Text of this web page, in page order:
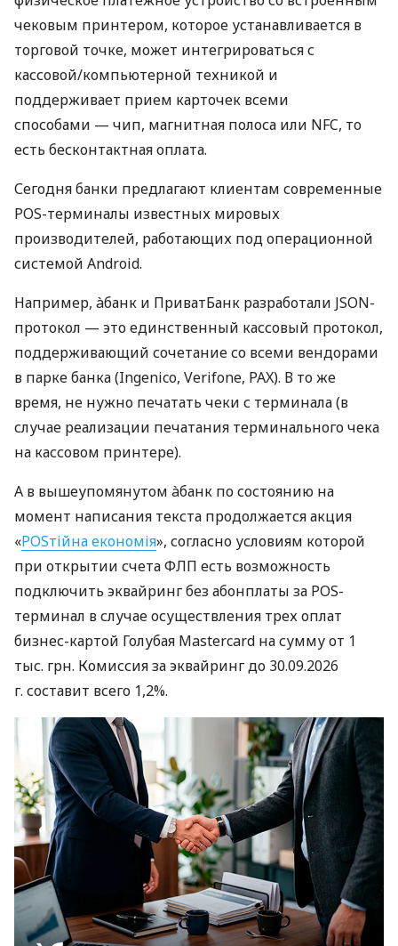
чековым принтером, которое устанавливается в
торговой точке, может интегрироваться с
кассовой/компьютерной техникой и
поддерживает прием карточек всеми
способами — чип, магнитная полоса или NFC, то
есть бесконтактная оплата.
Сегодня банки предлагают клиентам современные
POS-терминалы известных мировых
производителей, работающих под операционной
системой Android.
Например, àбанк и ПриватБанк разработали JSON-
протокол — это единственный кассовый протокол,
поддерживающий сочетание со всеми вендорами
в парке банка (Ingenico, Verifone, PAX). В то же
время, не нужно печатать чеки с терминала (в
случае реализации печатания терминального чека
на кассовом принтере).
А в вышеупомянутом àбанк по состоянию на
момент написания текста продолжается акция
«POSтійна економія», согласно условиям которой
при открытии счета ФЛП есть возможность
подключить эквайринг без абонплаты за POS-
терминал в случае осуществления трех оплат
бизнес-картой Голубая Mastercard на сумму от 1
тыс. грн. Комиссия за эквайринг до 30.09.2026
г. составит всего 1,2%.